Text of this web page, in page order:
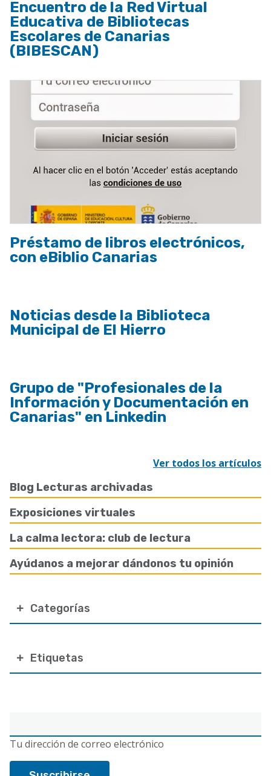
Blog Lecturas archivadas
Exposiciones virtuales
La calma lectora: club de lectura
Ayúdanos a mejorar dándonos tu opinión
electrónico
Tu dirección de correo electrónico
Categorías
Etiquetas
Encuentro de la Red Virtual
Educativa de Bibliotecas
Escolares de Canarias
(BIBESCAN)
Préstamo de libros electrónicos,
con eBiblio Canarias
Noticias desde la Biblioteca
Municipal de El Hierro
Grupo de "Profesionales de la
Información y Documentación en
Canarias" en Linkedin
Ver todos los artículos